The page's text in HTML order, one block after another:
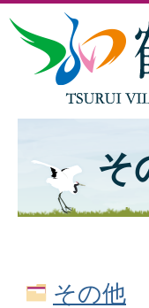
そ
その他